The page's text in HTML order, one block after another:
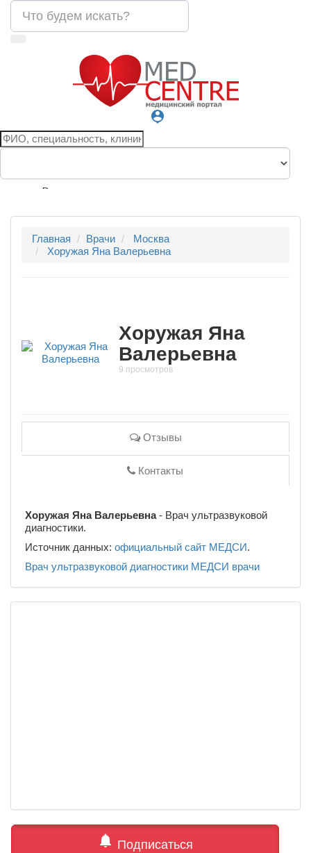
person_pin
Все города
Главная Врачи
Москва
Хоружая Яна Валерьевна
Хоружая Яна
Валерьевна
9 просмотров
Отзывы
Контакты
Хоружая Яна Валерьевна- Врач ультразвуковой
диагностики.
Источник данных: официальный сайт МЕДСИ.
Врач ультразвуковой диагностики МЕДСИ врачи
notifications Подписаться